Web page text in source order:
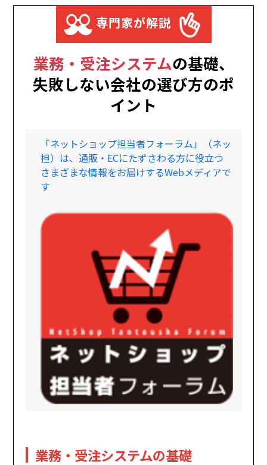
専門家が解説
業務・受注システムの基礎、
失敗しない会社の選び方のポ
イント
「ネットショップ担当者フォーラム」（ネッ
担）は、通販・ECにたずさわる方に役立つ
さまざまな情報をお届けするWebメディアで
す
業務・受注システムの基礎